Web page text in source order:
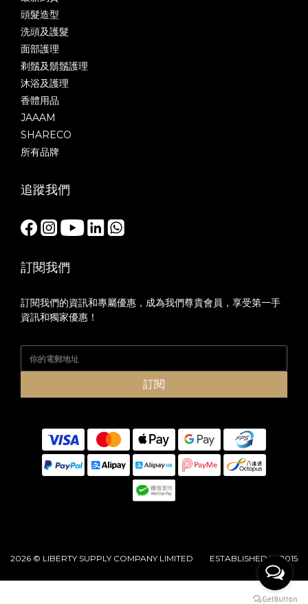
立即購買
頭髮造型
洗頭及護髮
面部護理
剃鬚及鬍鬚護理
沐浴及護理
香體用品
JAAAM
SHARECO
所有品牌
追蹤我們
訂閱我們
訂閱我們的資訊和專屬優惠，成為我們尊貴會員，享受第一手
資訊和獨家優惠！
訂閱
2026 © LIBERTY SUPPLY COMPANY LIMITED ESTABLISHED IN 2015